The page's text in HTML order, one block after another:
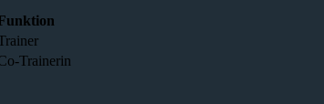
Trainerin